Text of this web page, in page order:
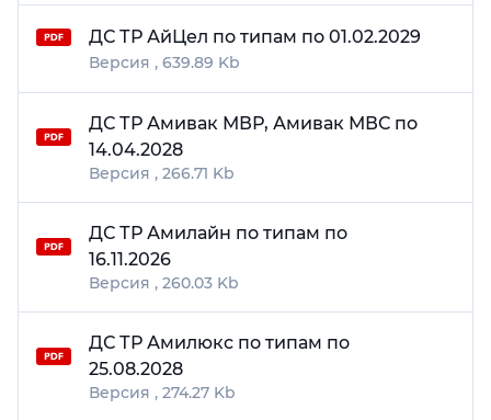
ДС ТР АйЦел по типам по 01.02.2029
639.89 Kb
ДС ТР Амивак МВР, Амивак МВС по
14.04.2028
266.71 Kb
ДС ТР Амилайн по типам по
16.11.2026
260.03 Kb
ДС ТР Амилюкс по типам по
25.08.2028
274.27 Kb